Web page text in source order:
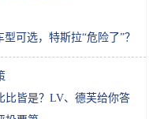
可选，特斯拉“危险了”？
比皆是？LV、德芙给你答